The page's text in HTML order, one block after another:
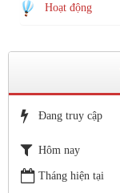
Hoạt động
Đang truy cập
Hôm nay
Tháng hiện tại